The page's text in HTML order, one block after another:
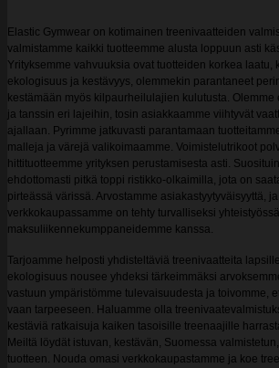
Elastic Gymwear on kotimainen treenivaatteiden
valmistamme kaikki tuotteemme alusta loppuun asti
Yrityksemme vahvuuksia ovat tuotteiden korkea laatu,
ekologisuus ja kestävyys, olemmekin parantaneet
kestämään myös kilpaurheilulajien kulutusta.
ja tanssin eri lajeihin, tosin asiakkaamme viihtyvät
ajallaan. Pyrimme jatkuvasti parantamaan
malleja ja värejä valikoimaamme. Voimistelutrikoot
hittituotteemme yrityksen perustamisesta asti.
ehdottomasti pitkä toppi ristikko-olkaimilla, jota on
pirteässä värissä. Arvostamme asiakastyytyväisyyttä,
verkkokaupassamme on tehty turvalliseksi
maksuliikennekumppaneidemme kanssa.
Tarjoamme helposti yhdisteltäviä treenivaatteita
ekologisuus nousee yhdeksi tärkeimmäksi
vastuun ympäristömme tulevaisuudesta ja toivomme,
vaan tarpeeseen. Haluamme olla
kestäviä ratkaisuja kaiken tasoisille treenaajille
Meiltä löydät istuvan, kestävän, Suomessa
tuotteen. Nouda omasi verkkokaupastamme ja koe